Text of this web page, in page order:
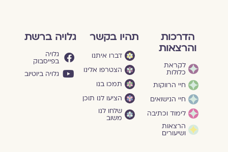
הדרכות
והרצאות
לקראת
כלולות
חיי הרווקות
חיי הנישואים
לימוד וכתיבה
הרצאות
ושיעורים
תהיו בקשר
דברו איתנו
הצטרפו אלינו
תמכו בנו
הציעו לנו תוכן
שלחו לנו
משוב
גלויה ברשת
גלויה
בפייסבוק
גלויה ביוטיוב